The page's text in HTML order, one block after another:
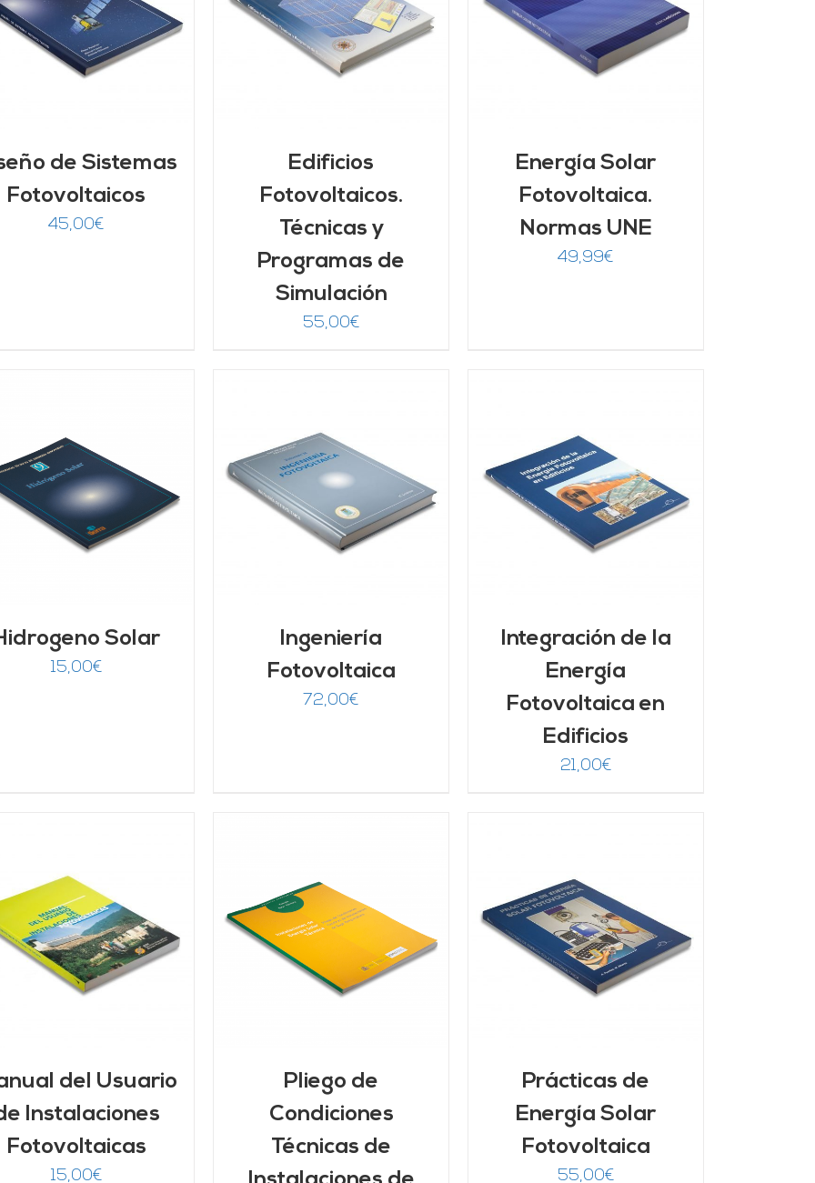
de Sistemas
Fotovoltaicos
45,00€
AÑADIR AL CARRITO
DETALLES
Edificios
Fotovoltaicos.
Técnicas y
Programas de
Simulación
55,00€
DETALLES
Energía Solar
Fotovoltaica.
Normas UNE
49,99€
Solar
15,00€
AÑADIR AL CARRITO
DETALLES
Ingeniería
Fotovoltaica
72,00€
AÑADIR AL CARRITO
/
Integración de la
Energía
Fotovoltaica en
Edificios
21,00€
del Usuario
Instalaciones
Fotovoltaicas
15,00€
AÑADIR AL CARRITO
/
DETALLES
Pliego de
Condiciones
Técnicas de
AÑADIR AL CARRITO
Prácticas de
Energía Solar
Fotovoltaica
55,00€